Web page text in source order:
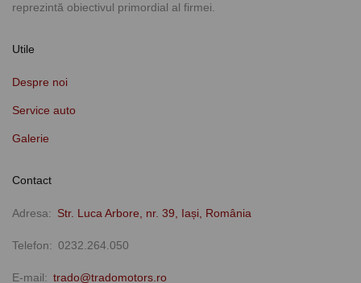
reprezintă obiectivul primordial al firmei.
Utile
Despre noi
Service auto
Galerie
Contact
Adresa Str. Luca Arbore, nr. 39, Iași, România
Telefon 0232.264.050
E-mail trado@tradomotors.ro